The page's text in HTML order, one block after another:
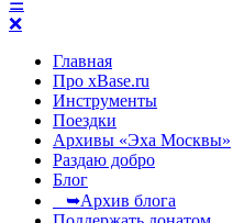
❌
Главная
Про xBase.ru
Инструменты
Поездки
Архивы «Эха Москвы»
Раздаю добро
Блог
➥Архив блога